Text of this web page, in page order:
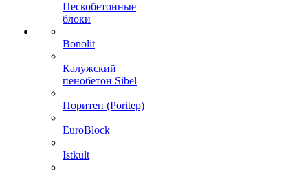
Пескобетонные
блоки
Bonolit
Калужский
пенобетон Sibel
Поритеп (Poritep)
EuroBlock
Istkult